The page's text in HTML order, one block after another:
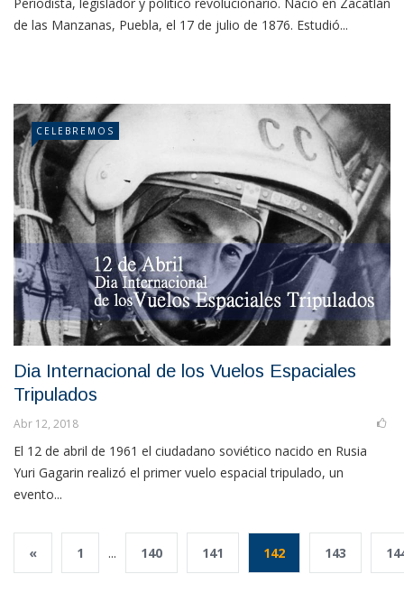
de las Manzanas, Puebla, el 17 de julio de 1876. Estudió...
CELEBREMOS
Dia Internacional de los Vuelos Espaciales
Tripulados
Abr 12, 2018
El 12 de abril de 1961 el ciudadano soviético nacido en Rusia
Yuri Gagarin realizó el primer vuelo espacial tripulado, un
evento...
« 1 ... 140 141 142 143